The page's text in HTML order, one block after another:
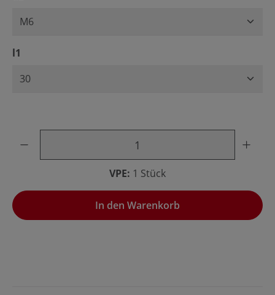
l1
VPE: 1 Stück
In den Warenkorb